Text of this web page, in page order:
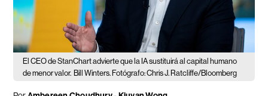
El CEO de StanChart advierte que la IA sustituirá al capital humano
de menor valor. Bill Winters. Fotógrafo: Chris J. Ratcliffe/Bloomberg